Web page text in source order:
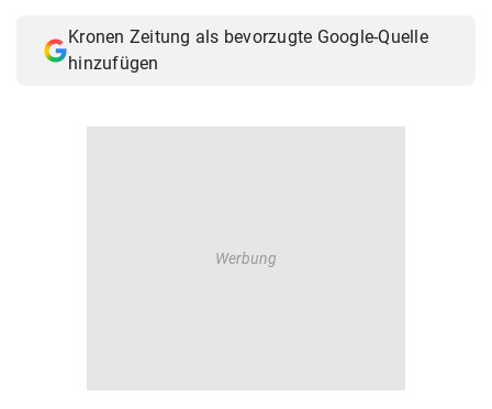
Kronen Zeitung als bevorzugte Google-Quelle
hinzufügen